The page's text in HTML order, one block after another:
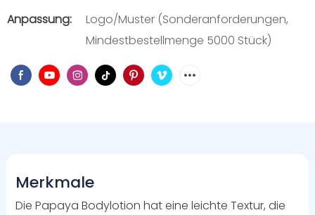
Anpassung:
Logo/Muster (Sonderanforderungen,
Mindestbestellmenge 5000 Stück)
Merkmale
Die Papaya Bodylotion hat eine leichte Textur, die